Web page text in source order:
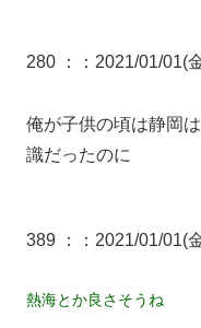
280 ： ：2021/01/01(
俺が子供の頃は静岡
識だったのに
389 ： ：2021/01/01(
熱海とか良さそうね